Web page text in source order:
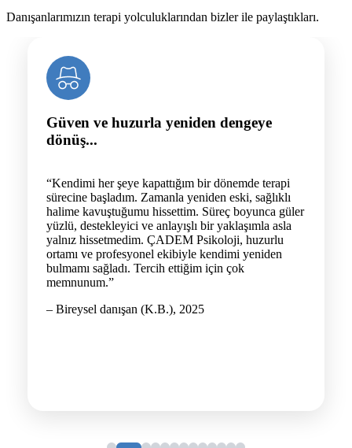
Danışanlarımızın terapi yolculuklarından bizler ile paylaştıkları.
Güven ve huzurla yeniden dengeye
dönüş...
“Kendimi her şeye kapattığım bir dönemde terapi
sürecine başladım. Zamanla yeniden eski, sağlıklı
halime kavuştuğumu hissettim. Süreç boyunca güler
yüzlü, destekleyici ve anlayışlı bir yaklaşımla asla
yalnız hissetmedim. ÇADEM Psikoloji, huzurlu
ortamı ve profesyonel ekibiyle kendimi yeniden
bulmamı sağladı. Tercih ettiğim için çok
memnunum.”
– Bireysel danışan (K.B.), 2025